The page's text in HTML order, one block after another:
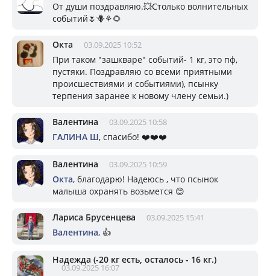
От души поздравляю.💥Столько волнительных
событий🌷🪻⚘️🌻
Окта 03.09.2025 10:52
При таком "зашкваре" событий- 1 кг, это пф,
пустяки. Поздравляю со всеми приятными
происшествиями и событиями), псынку
терпения заранее к новому члену семьи.)
Валентина 03.09.2025 10:58
ГАЛИНА Ш, спасибо! ❤️❤️❤️
Валентина 03.09.2025 10:59
Окта, благодарю! Надеюсь , что псынок
малыша охранять возьмется 😊
Лариса Брусенцева 03.09.2025 15:41
Валентина, 👍
Надежда (-20 кг есть, осталось - 16 кг.)
03.09.2025 16:07